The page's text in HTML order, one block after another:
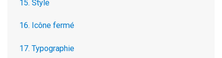
15. Style
16. Icône fermé
17. Typographie